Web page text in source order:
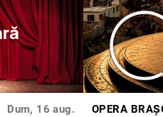
Dum, 16 aug.